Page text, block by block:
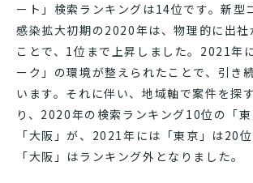
ート」検索ランキングは14位です。新型
感染拡大初期の2020年は、物理的に出社
ことで、1位まで上昇しました。2021年
ーク」の環境が整えられたことで、引き
います。それに伴い、地域軸で案件を探
り、2020年の検索ランキング10位の「
「大阪」が、2021年には「東京」は20位
「大阪」はランキング外となりました。